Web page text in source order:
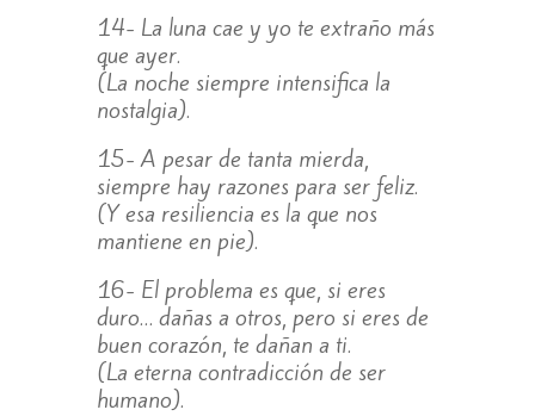
14- La luna cae y yo te extraño más
que ayer.
(La noche siempre intensifica la
nostalgia).
15- A pesar de tanta mierda,
siempre hay razones para ser feliz.
(Y esa resiliencia es la que nos
mantiene en pie).
16- El problema es que, si eres
duro… dañas a otros, pero si eres de
buen corazón, te dañan a ti.
(La eterna contradicción de ser
humano).